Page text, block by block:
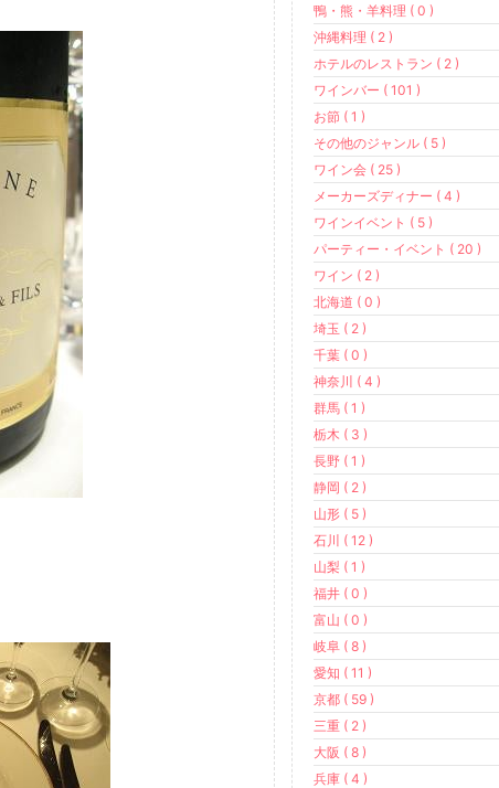
鴨・熊・羊料理 ( 0 )
沖縄料理 ( 2 )
ホテルのレストラン ( 2 )
ワインバー ( 101 )
お節 ( 1 )
その他のジャンル ( 5 )
ワイン会 ( 25 )
メーカーズディナー ( 4 )
ワインイベント ( 5 )
パーティー・イベント ( 20 )
ワイン ( 2 )
北海道 ( 0 )
埼玉 ( 2 )
千葉 ( 0 )
神奈川 ( 4 )
群馬 ( 1 )
栃木 ( 3 )
長野 ( 1 )
静岡 ( 2 )
山形 ( 5 )
石川 ( 12 )
山梨 ( 1 )
福井 ( 0 )
富山 ( 0 )
岐阜 ( 8 )
愛知 ( 11 )
京都 ( 59 )
三重 ( 2 )
大阪 ( 8 )
兵庫 ( 4 )